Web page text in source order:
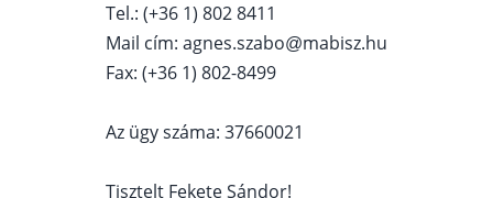
Tel.: (+36 1) 802 8411
Mail cím: agnes.szabo@mabisz.hu
Fax: (+36 1) 802-8499
Az ügy száma: 37660021
Tisztelt Fekete Sándor!